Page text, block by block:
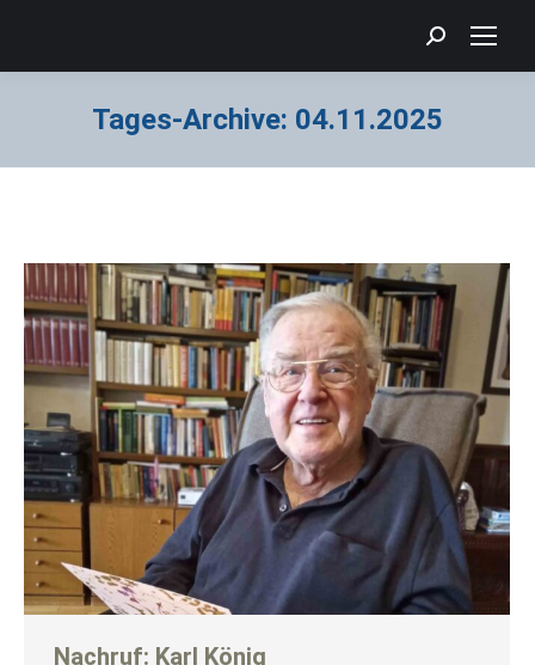
Search:
Tages-Archive: 04.11.2025
Nachruf: Karl König